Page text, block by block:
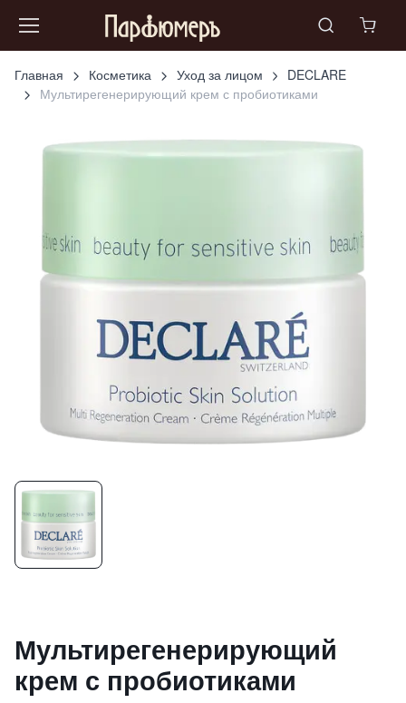
Главная Косметика Уход за лицом
DECLARE
Мультирегенерирующий крем с пробиотиками
Мультирегенерирующий
крем с пробиотиками